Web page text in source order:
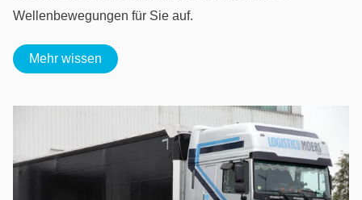
Wellenbewegungen für Sie auf.
Mehr wissen